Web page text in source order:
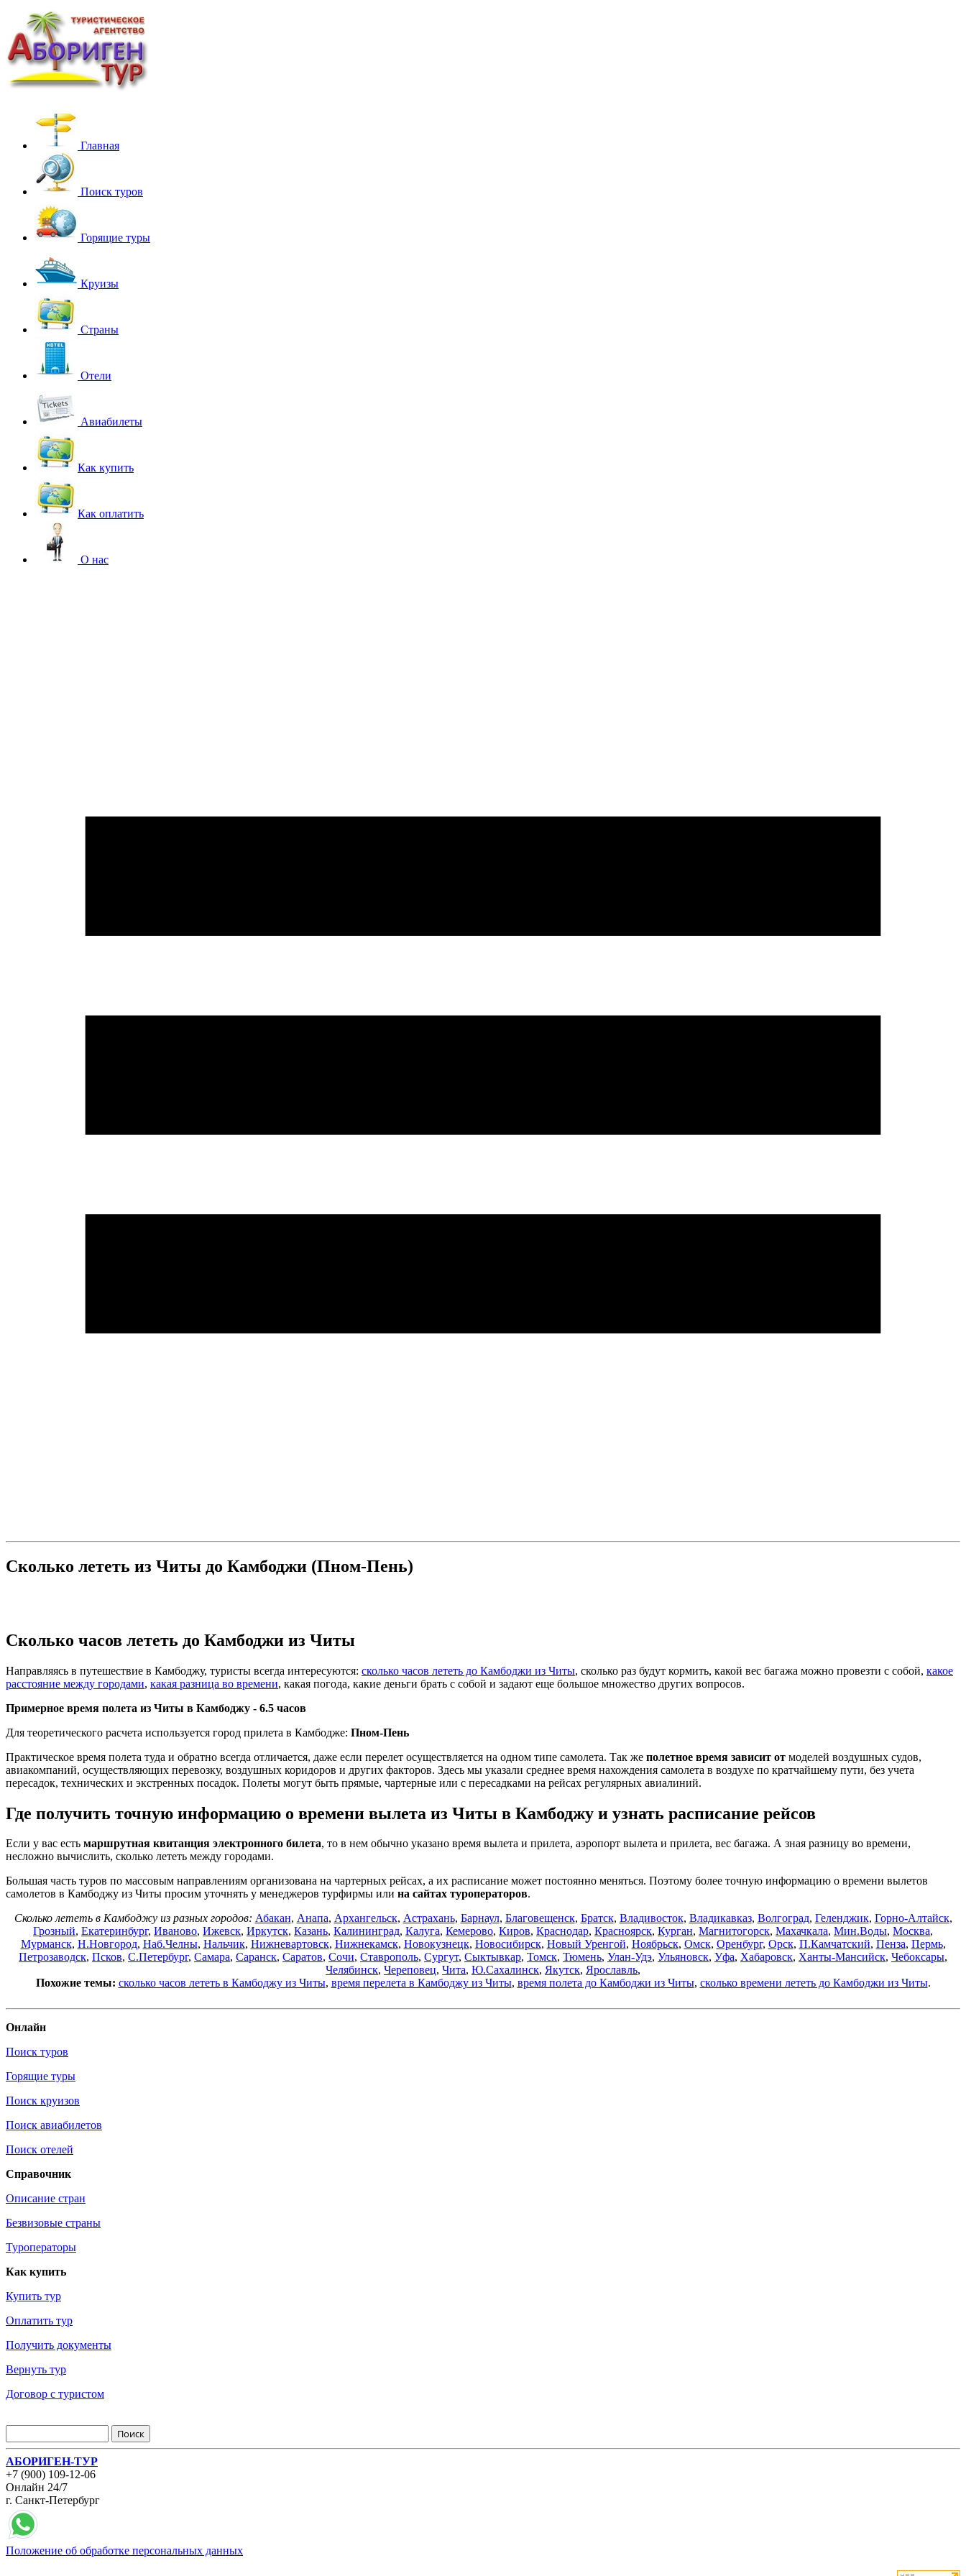
Главная
Поиск туров
Горящие туры
Круизы
Страны
Отели
Авиабилеты
Как купить
Как оплатить
О нас
Сколько лететь из Читы до Камбоджи (Пном-Пень)
Сколько часов лететь до Камбоджи из Читы
Направляясь в путешествие в Камбоджу, туристы всегда интересуются: сколько часов лететь до Камбоджи из Читы, сколько раз будут кормить, какой вес багажа можно провезти с собой, какое
расстояние между городами, какая разница во времени, какая погода, какие деньги брать с собой и задают еще большое множество других вопросов.
Примерное время полета из Читы в Камбоджу - 6.5 часов
Для теоретического расчета используется город прилета в Камбодже: Пном-Пень
Практическое время полета туда и обратно всегда отличается, даже если перелет осуществляется на одном типе самолета. Так же полетное время зависит от моделей воздушных судов,
авиакомпаний, осуществляющих перевозку, воздушных коридоров и других факторов. Здесь мы указали среднее время нахождения самолета в воздухе по кратчайшему пути, без учета
пересадок, технических и экстренных посадок. Полеты могут быть прямые, чартерные или с пересадками на рейсах регулярных авиалиний.
Где получить точную информацию о времени вылета из Читы в Камбоджу и узнать расписание рейсов
Если у вас есть маршрутная квитанция электронного билета, то в нем обычно указано время вылета и прилета, аэропорт вылета и прилета, вес багажа. А зная разницу во времени,
несложно вычислить, сколько лететь между городами.
Большая часть туров по массовым направлениям организована на чартерных рейсах, а их расписание может постоянно меняться. Поэтому более точную информацию о времени вылетов
самолетов в Камбоджу из Читы просим уточнять у менеджеров турфирмы или на сайтах туроператоров.
Сколько лететь в Камбоджу из разных городов: Абакан, Анапа, Архангельск, Астрахань, Барнаул, Благовещенск, Братск, Владивосток, Владикавказ, Волгоград, Геленджик, Горно-Алтайск,
Грозный, Екатеринбург, Иваново, Ижевск, Иркутск, Казань, Калининград, Калуга, Кемерово, Киров, Краснодар, Красноярск, Курган, Магнитогорск, Махачкала, Мин.Воды, Москва,
Мурманск, Н.Новгород, Наб.Челны, Нальчик, Нижневартовск, Нижнекамск, Новокузнецк, Новосибирск, Новый Уренгой, Ноябрьск, Омск, Оренбург, Орск, П.Камчатский, Пенза, Пермь,
Петрозаводск, Псков, С.Петербург, Самара, Саранск, Саратов, Сочи, Ставрополь, Сургут, Сыктывкар, Томск, Тюмень, Улан-Удэ, Ульяновск, Уфа, Хабаровск, Ханты-Мансийск, Чебоксары,
Челябинск, Череповец, Чита, Ю.Сахалинск, Якутск, Ярославль,
Похожие темы: сколько часов лететь в Камбоджу из Читы, время перелета в Камбоджу из Читы, время полета до Камбоджи из Читы, сколько времени лететь до Камбоджи из Читы.
Онлайн
Поиск туров
Горящие туры
Поиск круизов
Поиск авиабилетов
Поиск отелей
Справочник
Описание стран
Безвизовые страны
Туроператоры
Как купить
Купить тур
Оплатить тур
Получить документы
Вернуть тур
Договор с туристом
АБОРИГЕН-ТУР
+7 (900) 109-12-06
Онлайн 24/7
г. Санкт-Петербург
Положение об обработке персональных данных